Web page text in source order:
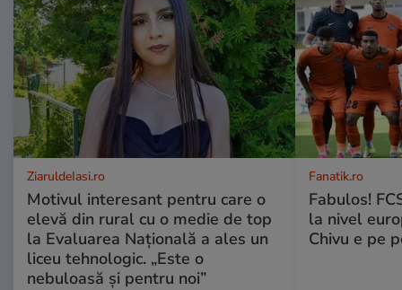
ZiaruldeIasi.ro
Motivul interesant pentru care o
elevă din rural cu o medie de top
la Evaluarea Națională a ales un
liceu tehnologic. „Este o
nebuloasă și pentru noi”
Fanatik.ro
Fabulos!
la nivel
Chivu e pe